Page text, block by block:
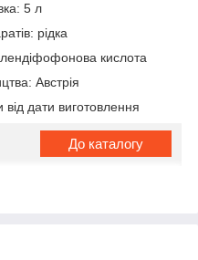
5 л
рідка
кислота
Австрія
дати виготовлення
До каталогу